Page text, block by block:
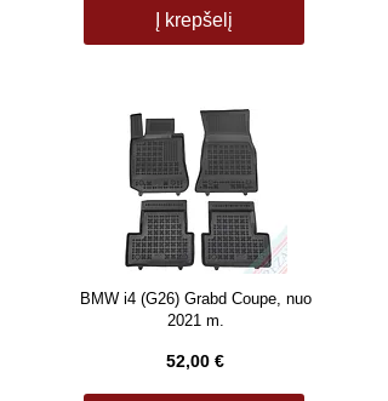
Į krepšelį
BMW i4 (G26) Grabd Coupe, nuo
2021 m.
52,00 €